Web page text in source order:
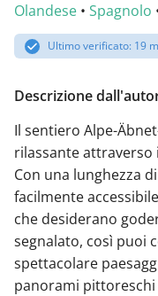
Olandese • Spagnolo
Ultimo verificato: 19
Descrizione
Il sentiero Alpe-
rilassante
Con una lunghezza
facilmente
che desiderano
segnalato, così puoi
spettacolare
panorami